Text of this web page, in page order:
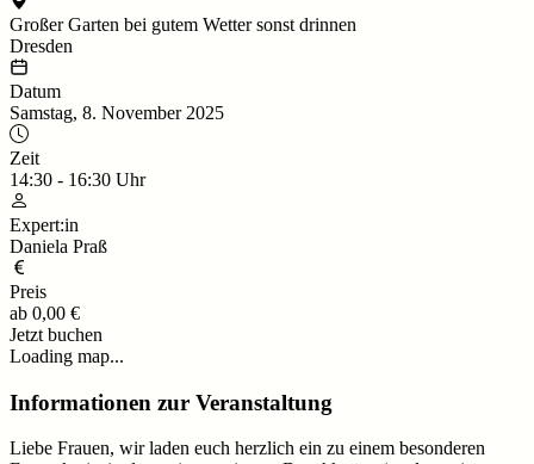
Großer Garten bei gutem Wetter sonst drinnen
Dresden
Datum
Samstag, 8. November 2025
Zeit
14:30 - 16:30 Uhr
Expert:in
Daniela Praß
Preis
ab 0,00 €
Jetzt buchen
Loading map...
Informationen zur Veranstaltung
Liebe Frauen, wir laden euch herzlich ein zu einem besonderen